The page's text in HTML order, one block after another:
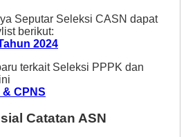
Seputar Seleksi CASN dapat
berikut:
2024
terkait Seleksi PPPK dan
CPNS
Catatan ASN